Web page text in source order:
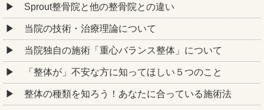
Sprout整骨院と他の整骨院との違い
当院の技術・治療理論について
当院独自の施術「重心バランス整体」について
「整体が」不安な方に知ってほしい５つのこと
整体の種類を知ろう！あなたに合っている施術法